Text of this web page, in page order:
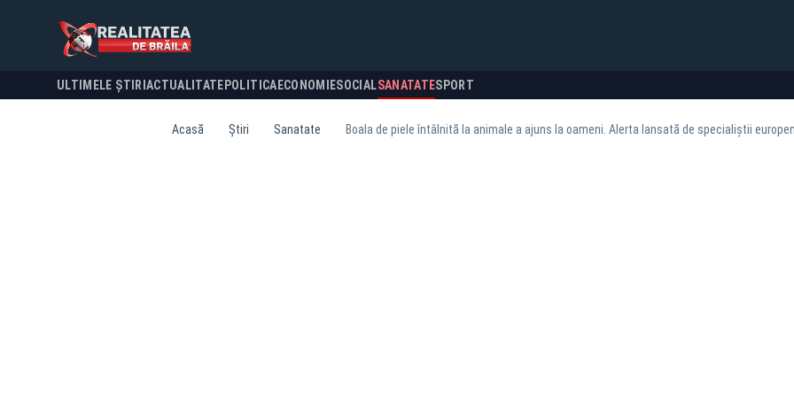
ULTIMELE ȘTIRI ACTUALITATE POLITICA ECONOMIESOCIALSANATATESPORT
Acasă Știri Sanatate Boala de piele întâlnită la animale a ajuns la oameni. Alerta lansată de specialiștii